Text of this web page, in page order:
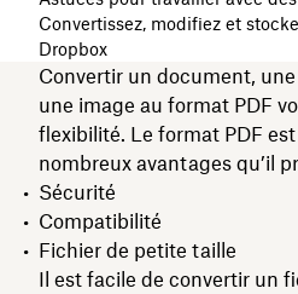
Convertissez, modifiez et
Dropbox
Convertir un document,
une image au format PDF
flexibilité. Le format PDF
nombreux avantages qu’il
Sécurité
Compatibilité
Fichier de petite taille
Il est facile de convertir un